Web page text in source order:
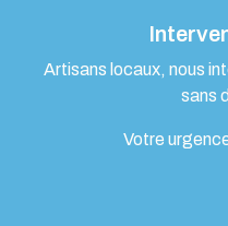
Artisans locaux, nous
sans
Votre